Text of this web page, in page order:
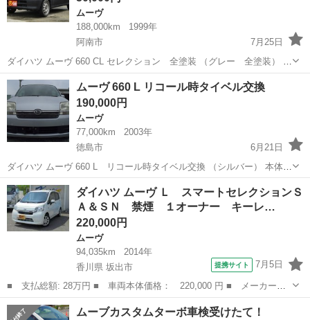
ムーヴ
188,000km
1999年
阿南市
7月25日
ダイハツ ムーヴ 660 CL セレクション 全塗装 （グレー 全塗装） ハ
ッチバック 軽自動車 本体価格 50,000円 支払総額 100,000円 年式(初
度登録年):1999(H11) 走行距離:18.8万km ...
徳島 阿南市 ムーヴ 軽自動車
ムーヴ 660 L リコール時タイベル交換
190,000円
ムーヴ
77,000km
2003年
徳島市
6月21日
ダイハツ ムーヴ 660 L リコール時タイベル交換 （シルバー） 本体価
格 190,000円 支払総額 250,000円 年式(初度登録年):2003(H15) 走行距
離:7.7万km 修復歴:なし リサイクル料:...
徳島 徳島市 ムーヴ 法定
ダイハツ ムーヴ Ｌ スマートセレクションＳ
Ａ＆ＳＮ 禁煙 １オーナー キーレ…
220,000円
ムーヴ
94,035km
2014年
香川県 坂出市
提携サイト 7月5日
■ 支払総額: 28万円 ■ 車両本体価格： 220,000 円 ■ メーカー
名： ダイハツ ■ 車種名： ムーヴ ■ グレード名： Ｌ スマー
トセレクションＳＡ＆ＳＮ 禁煙 １オーナー キーレス フル装
香川 坂出市 ムーヴ
ムーブカスタムターボ車検受けたて！